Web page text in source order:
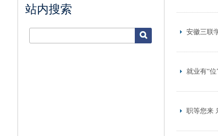
站内搜索
安徽三联
就业有“
职等您来